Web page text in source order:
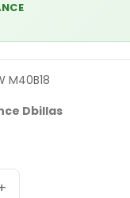
M40B18
Dbillas